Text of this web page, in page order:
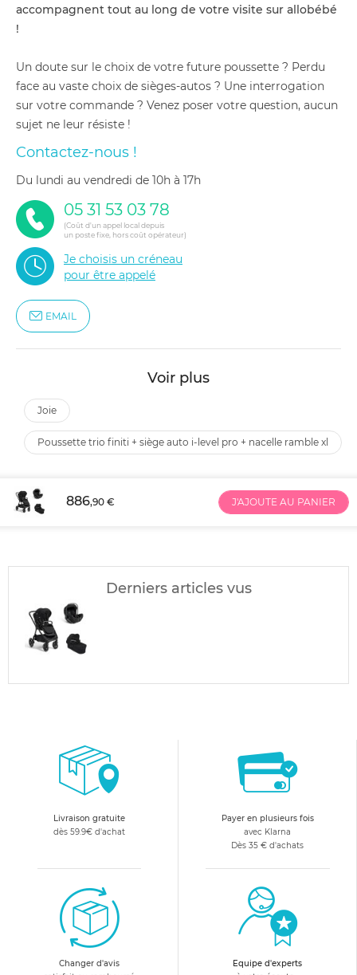
accompagnent tout au long de votre visite sur allobébé
!
Un doute sur le choix de votre future poussette ? Perdu
face au vaste choix de sièges-autos ? Une interrogation
sur votre commande ? Venez poser votre question, aucun
sujet ne leur résiste !
Contactez-nous !
du lundi au vendredi de 10h à 17h
05 31 53 03 78
(Coût d'un appel local depuis
un poste fixe, hors coût opérateur)
Je choisis un créneau
pour être appelé
EMAIL
Voir plus
joie
poussette trio finiti + siège auto i-level pro + nacelle ramble xl
886,90 € J'AJOUTE AU PANIER
Derniers articles vus
Livraison gratuite
dès 59.9€ d'achat
Payer en plusieurs fois
avec Klarna
Dès 35 € d'achats
Changer d'avis
Equipe d'experts